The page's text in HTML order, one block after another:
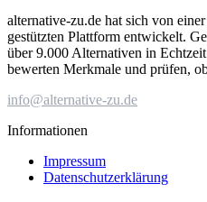
alternative-zu.de hat sich von
gestützten Plattform entwickelt.
über 9.000 Alternativen in
bewerten Merkmale und prüfen,
info@alternative-zu.de
Informationen
Impressum
Datenschutzerklärung